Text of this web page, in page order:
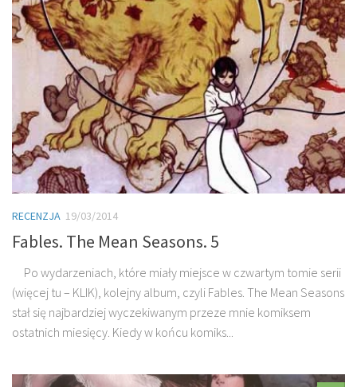
RECENZJA 19/03/2014
Fables. The Mean Seasons. 5
Po wydarzeniach, które miały miejsce w czwartym tomie serii
(więcej tu – KLIK), kolejny album, czyli Fables. The Mean Seasons
stał się najbardziej wyczekiwanym przeze mnie komiksem
ostatnich miesięcy. Kiedy w końcu komiks...